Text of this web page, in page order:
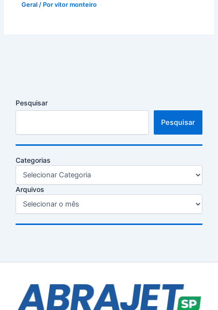
Geral / Porvitor monteiro
Pesquisar
Pesquisar
Categorias
Arquivos